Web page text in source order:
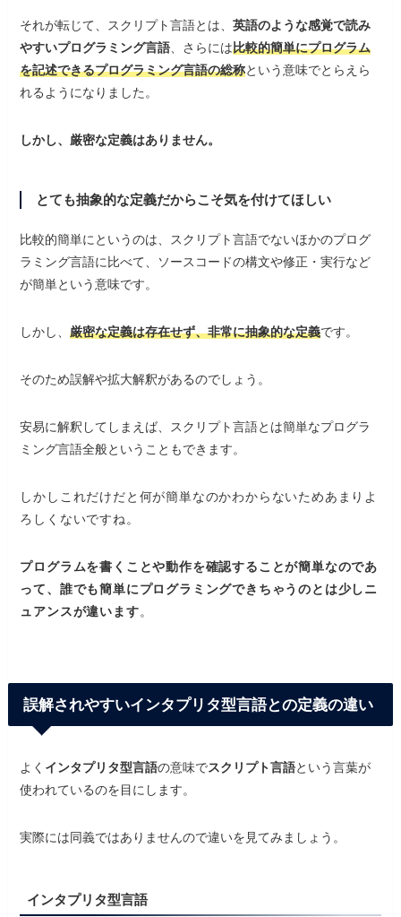
それが転じて、スクリプト言語とは、英語のような感覚で読み
やすいプログラミング言語 、さらには比較的簡単にプログラム
を記述できるプログラミング言語の総称という意味でとらえら
れるようになりました。
しかし、厳密な定義はありません。
とても抽象的な定義だからこそ気を付けてほしい
比較的簡単にというのは、スクリプト言語でないほかのプログ
ラミング言語に比べて、ソースコードの構文や修正・実行など
が簡単という意味です。
しかし、厳密な定義は存在せず、非常に抽象的な定義です。
そのため誤解や拡大解釈があるのでしょう。
安易に解釈してしまえば、スクリプト言語とは簡単なプログラ
ミング言語全般ということもできます。
しかしこれだけだと何が簡単なのかわからないためあまりよ
ろしくないですね。
プログラムを書くことや動作を確認することが簡単なのであ
って、誰でも簡単にプログラミングできちゃうのとは少しニ
ュアンスが違います。
誤解されやすいインタプリタ型言語との定義の違い
よく インタプリタ型言語の意味でスクリプト言語という言葉が
使われているのを目にします。
実際には同義ではありませんので違いを見てみましょう。
インタプリタ型言語